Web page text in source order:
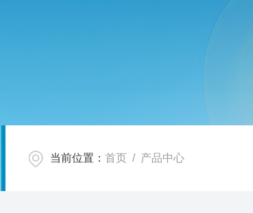
当前位置： 首页 / 产品中心